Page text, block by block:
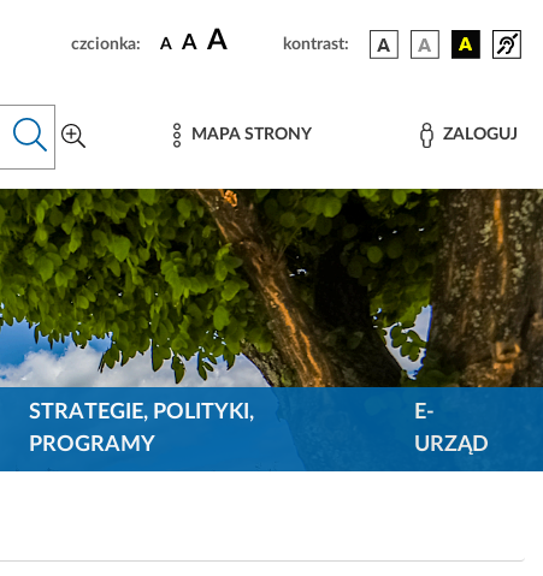
czcionka: A A A kontrast:
MAPA STRONY ZALOGUJ
STRATEGIE, POLITYKI,
PROGRAMY
E-
URZĄD